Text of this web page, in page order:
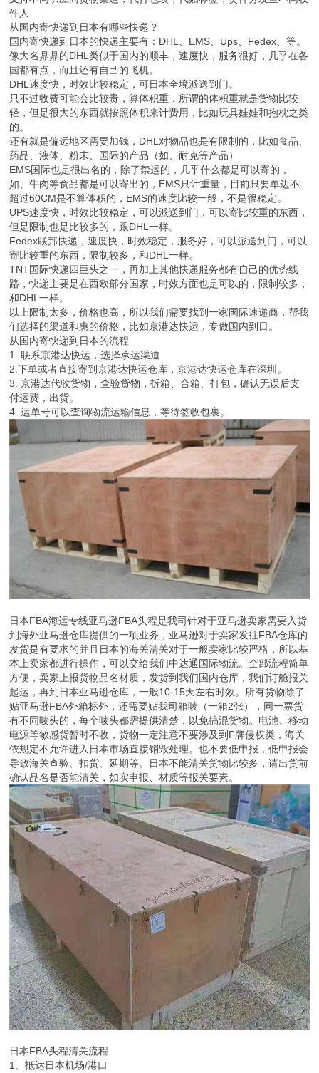
件人
从国内寄快递到日本有哪些快递？
国内寄快递到日本的快递主要有：DHL、EMS、Ups、Fedex、等。
像大名鼎鼎的DHL类似于国内的顺丰，速度快，服务很好，几乎在各
国都有点，而且还有自己的飞机。
DHL速度快，时效比较稳定，可日本全境派送到门。
只不过收费可能会比较贵，算体积重，所谓的体积重就是货物比较
轻，但是很大的东西就按照体积来计费用，比如玩具娃娃和抱枕之类
的。
还有就是偏远地区需要加钱，DHL对物品也是有限制的，比如食品、
药品、液体、粉末、国际的产品（如、耐克等产品）
EMS国际也是很出名的，除了禁运的，几乎什么都是可以寄的，
如、牛肉等食品都是可以寄出的，EMS只计重量，目前只要单边不
超过60CM是不算体积的，EMS的速度比较一般，不是很稳定。
UPS速度快，时效比较稳定，可以派送到门，可以寄比较重的东西，
但是限制也是比较多的，跟DHL一样。
Fedex联邦快递，速度快，时效稳定，服务好，可以派送到门，可以
寄比较重的东西，限制较多，和DHL一样。
TNT国际快递四巨头之一，再加上其他快递服务都有自己的优势线
路，快递主要是在西欧部分国家，时效方面也是可以的，限制较多，
和DHL一样。
以上限制太多，价格也高，所以我们需要找到一家国际速递商，帮我
们选择的渠道和惠的价格，比如京港达快运，专做国内到日。
从国内寄快递到日本的流程
1. 联系京港达快运，选择承运渠道
2.下单或者直接寄到京港达快运仓库，京港达快运仓库在深圳。
3. 京港达代收货物，查验货物，拆箱、合箱、打包，确认无误后支
付运费，出货。
4. 运单号可以查询物流运输信息，等待签收包裹。
日本FBA海运专线亚马逊FBA头程是我司针对于亚马逊卖家需要入货
到海外亚马逊仓库提供的一项业务，亚马逊对于卖家发往FBA仓库的
发货是有要求的并且日本的海关清关对于一般卖家比较严格，所以基
本上卖家都进行操作，可以交给我们中达通国际物流。全部流程简单
方便，卖家上报货物品名材质，发货到我们国内仓库，我们订舱报关
起运，再到日本亚马逊仓库，一般10-15天左右时效。所有货物除了
贴亚马逊FBA外箱标外，还需要贴我司箱唛（一箱2张），同一票货
有不同唛头的，每个唛头都需提供清楚，以免搞混货物。电池、移动
电源等敏感货暂时不收，货物一定注意不要涉及到F牌侵权类，海关
依规定不允许进入日本市场直接销毁处理。也不要低申报，低申报会
导致海关查验、扣货、延期等。日本不能清关货物比较多，请出货前
确认品名是否能清关，如实申报、材质等报关要素。
日本FBA头程清关流程
1、抵达日本机场/港口